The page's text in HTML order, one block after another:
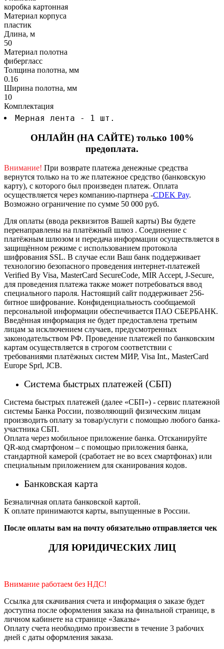
коробка картонная
Материал корпуса
пластик
Длина, м
50
Материал полотна
фибергласс
Толщина полотна, мм
0.16
Ширина полотна, мм
10
Комплектация
Мерная лента - 1 шт.
ОНЛАЙН (НА САЙТЕ) только 100%
предоплата.
Внимание! При возврате платежа денежные средства
вернутся только на то же платежное средство (банковскую
карту), с которого был произведен платеж. Оплата
осуществляется через компанию-партнера -CDEK Pay.
Возможно ограничение по сумме 50 000 руб.
Для оплаты (ввода реквизитов Вашей карты) Вы будете
перенаправлены на платёжный шлюз . Соединение с
платёжным шлюзом и передача информации осуществляется в
защищённом режиме с использованием протокола
шифрования SSL. В случае если Ваш банк поддерживает
технологию безопасного проведения интернет-платежей
Verified By Visa, MasterCard SecureCode, MIR Accept, J-Secure,
для проведения платежа также может потребоваться ввод
специального пароля. Настоящий сайт поддерживает 256-
битное шифрование. Конфиденциальность сообщаемой
персональной информации обеспечивается ПАО СБЕРБАНК.
Введённая информация не будет предоставлена третьим
лицам за исключением случаев, предусмотренных
законодательством РФ. Проведение платежей по банковским
картам осуществляется в строгом соответствии с
требованиями платёжных систем МИР, Visa Int., MasterCard
Europe Sprl, JCB.
Система быстрых платежей (СБП)
Система быстрых платежей (далее «СБП») - сервис платежной
системы Банка России, позволяющий физическим лицам
производить оплату за товар/услуги с помощью любого банка-
участника СБП.
Оплата через мобильное приложение банка. Отсканируйте
QR-код смартфоном – с помощью приложения банка,
стандартной камерой (сработает не во всех смартфонах) или
специальным приложением для сканирования кодов.
Банковская карта
Безналичная оплата банковской картой.
К оплате принимаются карты, выпущенные в России.
После оплаты вам на почту обязательно отправляется чек
ДЛЯ ЮРИДИЧЕСКИХ ЛИЦ
Внимание работаем без НДС!
Ссылка для скачивания счета и информация о заказе будет
доступна после оформления заказа на финальной странице, в
личном кабинете на странице «Заказы»
Оплату счета необходимо произвести в течение 3 рабочих
дней с даты оформления заказа.